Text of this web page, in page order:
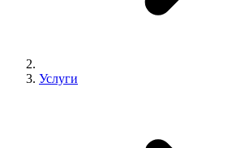
Услуги